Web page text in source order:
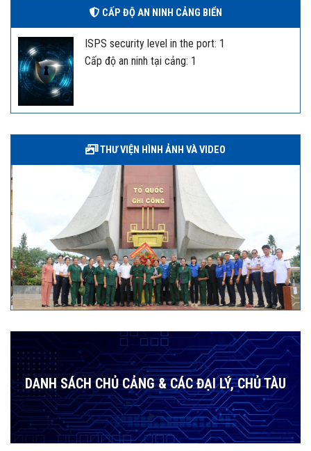
CẤP ĐỘ AN NINH CẢNG BIỂN
ISPS security level in the port: 1
Cấp độ an ninh tại cảng: 1
THƯ VIỆN HÌNH ẢNH VÀ VIDEO
DANH SÁCH CHỦ CẢNG & CÁC ĐẠI LÝ, CHỦ TÀU